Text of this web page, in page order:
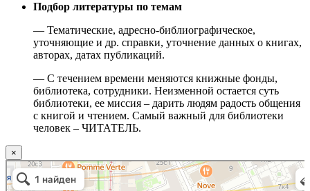
Подбор литературы по темам
— Тематические, адресно-библиографическое,
уточняющие и др. справки, уточнение данных о книгах,
авторах, датах публикаций.
— С течением времени меняются книжные фонды,
библиотека, сотрудники. Неизменной остается суть
библиотеки, ее миссия – дарить людям радость общения
с книгой и чтением. Самый важный для библиотеки
человек – ЧИТАТЕЛЬ.
×
Москва
Малый Татарский переулок, 8 на карте Москвы, ближайшее метро Новокузнецкая —
Яндекс.Карты